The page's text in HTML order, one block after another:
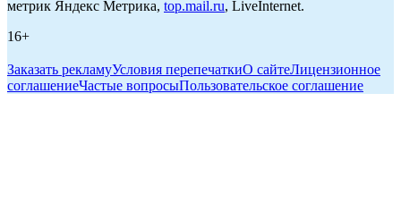
метрик Яндекс Метрика, top.mail.ru, LiveInternet.
16+
Заказать рекламуУсловия перепечаткиО сайтеЛицензионное
соглашениеЧастые вопросыПользовательское соглашение